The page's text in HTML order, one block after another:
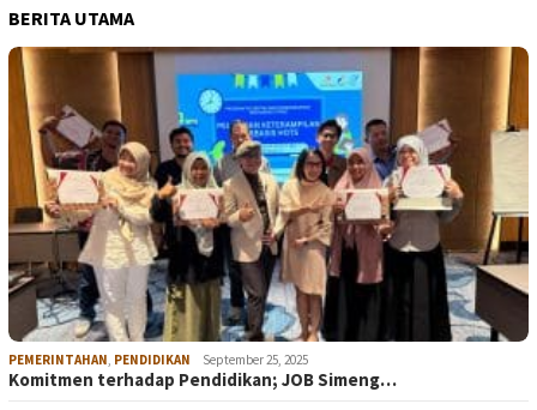
BERITA UTAMA
PEMERINTAHAN PENDIDIKAN September 25, 2025
Komitmen terhadap Pendidikan; JOB Simeng…